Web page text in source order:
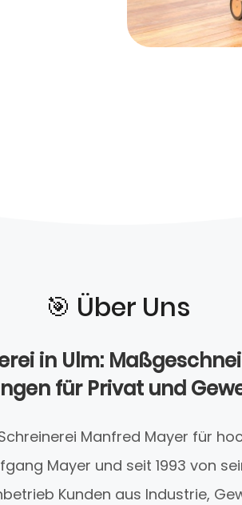
🎯️ Über Uns
in Ulm:
für Privat und
Manfred Mayer für
Mayer und seit 1993 von
Kunden aus Industrie,